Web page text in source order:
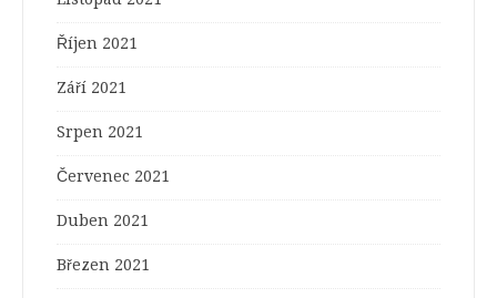
Říjen 2021
Září 2021
Srpen 2021
Červenec 2021
Duben 2021
Březen 2021